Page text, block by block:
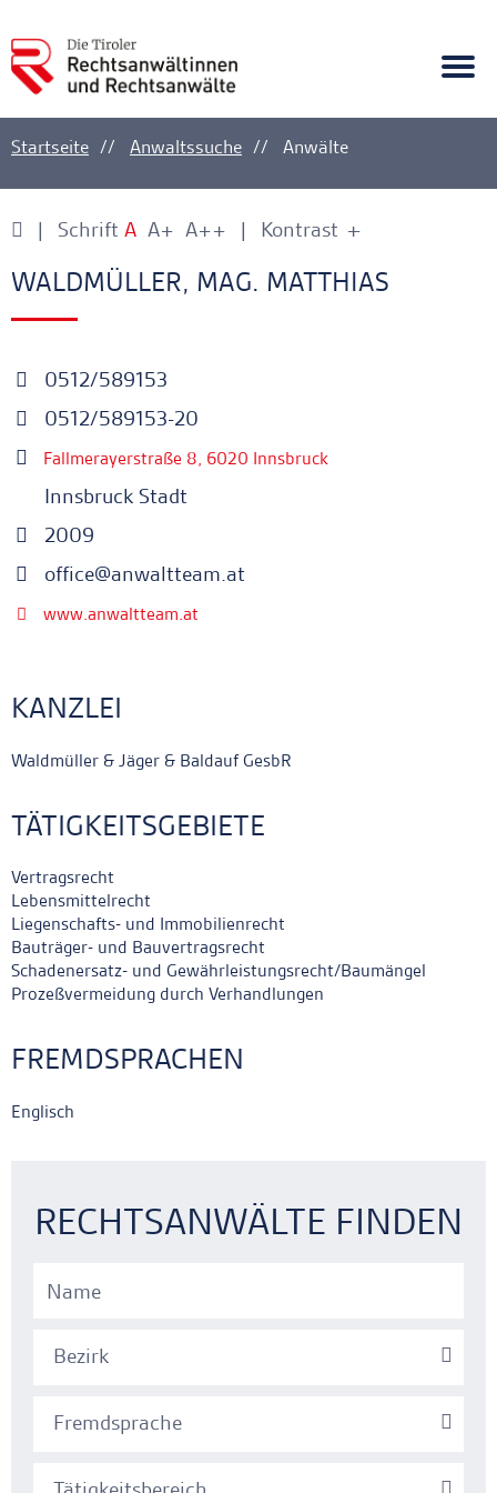
Ankerlink
Startseite Anwaltssuche Anwälte
Schrift A A+ A++ Kontrast +
-
Ankerlink
WALDMÜLLER, MAG. MATTHIAS
0512/589153
0512/589153-20
Fallmerayerstraße 8, 6020 Innsbruck
Innsbruck Stadt
2009
office@anwaltteam.at
www.anwaltteam.at
KANZLEI
Waldmüller & Jäger & Baldauf GesbR
TÄTIGKEITSGEBIETE
Vertragsrecht
Lebensmittelrecht
Liegenschafts- und Immobilienrecht
Bauträger- und Bauvertragsrecht
Schadenersatz- und Gewährleistungsrecht/Baumängel
Prozeßvermeidung durch Verhandlungen
FREMDSPRACHEN
Englisch
RECHTSANWÄLTE FINDEN
Bezirk
Fremdsprache